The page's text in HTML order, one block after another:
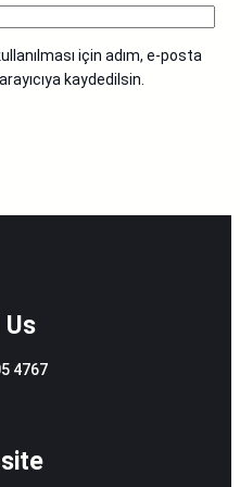
için adım, e-posta
kaydedilsin.
Us
4767